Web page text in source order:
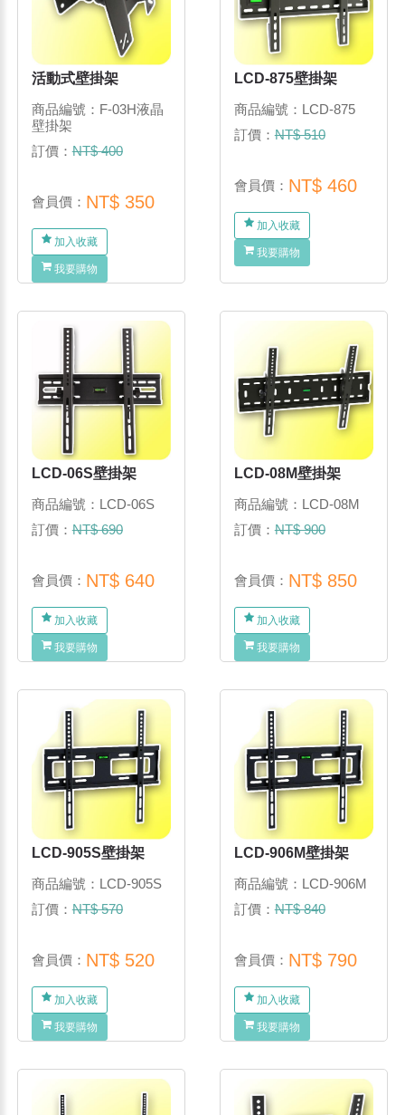
活動式壁掛架
商品編號：F-03H液晶
壁掛架
訂價：NT$ 400
會員價： NT$ 350
加入收藏
我要購物
LCD-875壁掛架
商品編號：LCD-875
訂價：NT$ 510
會員價： NT$ 460
加入收藏
我要購物
LCD-06S壁掛架
商品編號：LCD-06S
訂價：NT$ 690
會員價： NT$ 640
加入收藏
我要購物
LCD-08M壁掛架
商品編號：LCD-08M
訂價：NT$ 900
會員價： NT$ 850
加入收藏
我要購物
LCD-905S壁掛架
商品編號：LCD-905S
訂價：NT$ 570
會員價： NT$ 520
加入收藏
我要購物
LCD-906M壁掛架
商品編號：LCD-906M
訂價：NT$ 840
會員價： NT$ 790
加入收藏
我要購物